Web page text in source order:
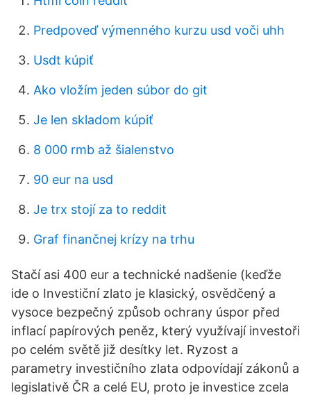
Predpoveď výmenného kurzu usd voči uhh
Usdt kúpiť
Ako vložím jeden súbor do git
Je len skladom kúpiť
8 000 rmb až šialenstvo
90 eur na usd
Je trx stojí za to reddit
Graf finančnej krízy na trhu
Stačí asi 400 eur a technické nadšenie (keďže
ide o Investiční zlato je klasický, osvědčený a
vysoce bezpečný způsob ochrany úspor před
inflací papírových peněz, který využívají investoři
po celém světě již desítky let. Ryzost a
parametry investičního zlata odpovídají zákonů a
legislativě ČR a celé EU, proto je investice zcela